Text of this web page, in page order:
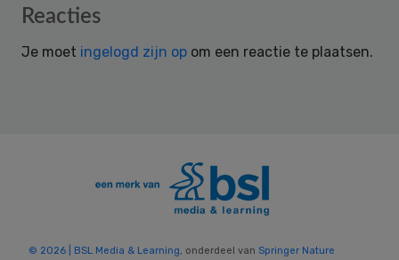
Reader
Reacties
Je moet ingelogd zijn op om een reactie te plaatsen.
© 2026 | BSL Media & Learning, onderdeel van Springer Nature